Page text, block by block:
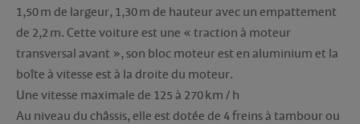
1,50 m de largeur, 1,30 m de hauteur avec un empattement
de 2,2 m. Cette voiture est une « traction à moteur
transversal avant », son bloc moteur est en aluminium et la
boîte à vitesse est à la droite du moteur.
Une vitesse maximale de 125 à 270 km / h
Au niveau du châssis, elle est dotée de 4 freins à tambour ou